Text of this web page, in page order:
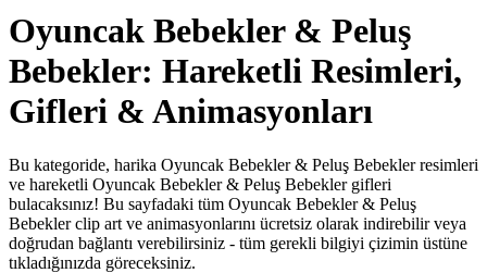
Oyuncak Bebekler & Peluş
Bebekler: Hareketli Resimleri,
Gifleri & Animasyonları
Bu kategoride, harika Oyuncak Bebekler & Peluş Bebekler resimleri
ve hareketli Oyuncak Bebekler & Peluş Bebekler gifleri
bulacaksınız! Bu sayfadaki tüm Oyuncak Bebekler & Peluş
Bebekler clip art ve animasyonlarını ücretsiz olarak indirebilir veya
doğrudan bağlantı verebilirsiniz - tüm gerekli bilgiyi çizimin üstüne
tıkladığınızda göreceksiniz.